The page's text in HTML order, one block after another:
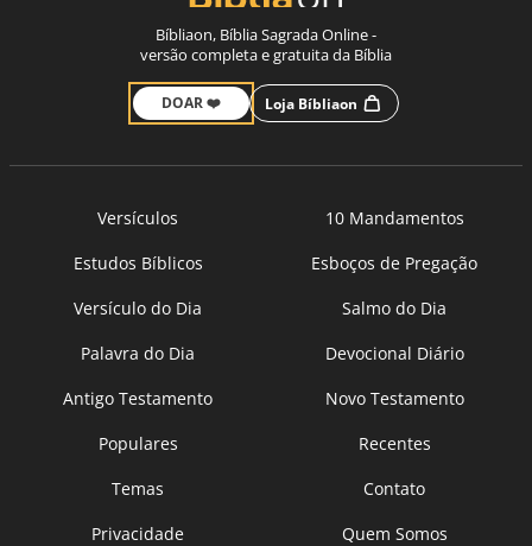
Bíbliaon, Bíblia Sagrada Online -
versão completa e gratuita da Bíblia
DOAR ❤️ Loja Bíbliaon
Versículos
10 Mandamentos
Estudos Bíblicos
Esboços de Pregação
Versículo do Dia
Salmo do Dia
Palavra do Dia
Devocional Diário
Antigo Testamento
Novo Testamento
Populares
Recentes
Temas
Contato
Privacidade
Quem Somos